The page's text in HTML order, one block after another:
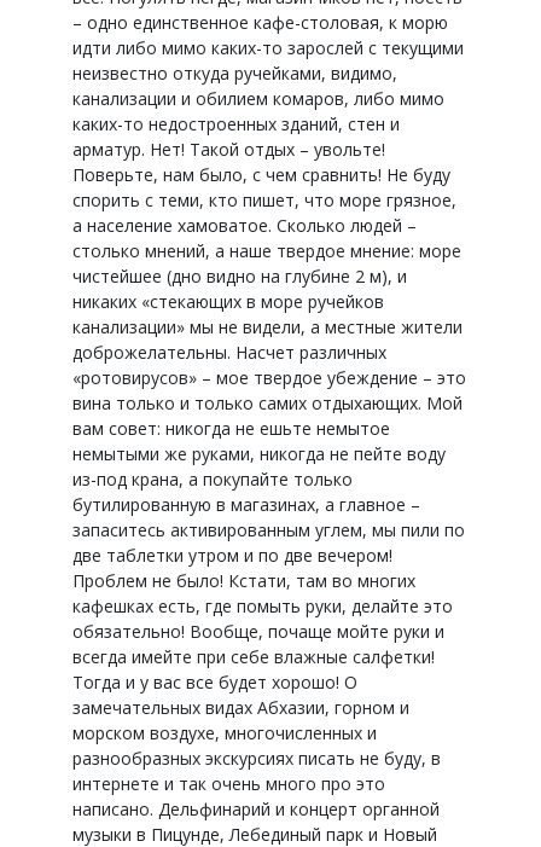
– одно единственное кафе-столовая, к морю
идти либо мимо каких-то зарослей с текущими
неизвестно откуда ручейками, видимо,
канализации и обилием комаров, либо мимо
каких-то недостроенных зданий, стен и
арматур. Нет! Такой отдых – увольте!
Поверьте, нам было, с чем сравнить! Не буду
спорить с теми, кто пишет, что море грязное,
а население хамоватое. Сколько людей –
столько мнений, а наше твердое мнение: море
чистейшее (дно видно на глубине 2 м), и
никаких «стекающих в море ручейков
канализации» мы не видели, а местные жители
доброжелательны. Насчет различных
«ротовирусов» – мое твердое убеждение – это
вина только и только самих отдыхающих. Мой
вам совет: никогда не ешьте немытое
немытыми же руками, никогда не пейте воду
из-под крана, а покупайте только
бутилированную в магазинах, а главное –
запаситесь активированным углем, мы пили по
две таблетки утром и по две вечером!
Проблем не было! Кстати, там во многих
кафешках есть, где помыть руки, делайте это
обязательно! Вообще, почаще мойте руки и
всегда имейте при себе влажные салфетки!
Тогда и у вас все будет хорошо! О
замечательных видах Абхазии, горном и
морском воздухе, многочисленных и
разнообразных экскурсиях писать не буду, в
интернете и так очень много про это
написано. Дельфинарий и концерт органной
музыки в Пицунде, Лебединый парк и Новый